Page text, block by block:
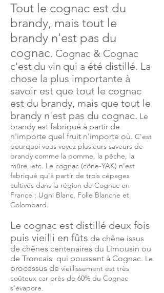
Tout le cognac est du
brandy, mais tout le
brandy n'est pas du
cognac. Cognac & Cognac
c'est du vin qui a été distillé. La
chose la plus importante à
savoir est que tout le cognac
est du brandy, mais que tout le
brandy n'est pas du cognac. Le
brandy est fabriqué à partir de
n'importe quel fruit n'importe où. C'est
pourquoi vous voyez plusieurs saveurs de
brandy comme la pomme, la pêche, la
mûre, etc. Le cognac (cône-YAK) n'est
fabriqué qu'à partir de trois cépages
cultivés dans la région de Cognac en
France ; Ugni Blanc, Folle Blanche et
Colombard.
Le cognac est distillé deux fois
puis vieilli en fûts de chêne issus
de chênes centenaires du Limousin ou
de Troncais qui poussent à Cognac. Le
processus de vieillissement est très
coûteux car près de 60% du Cognac
s'évapore.